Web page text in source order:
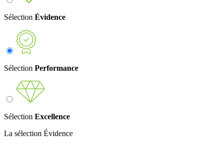
Sélection Évidence
Sélection Performance
Sélection Excellence
La sélection Évidence